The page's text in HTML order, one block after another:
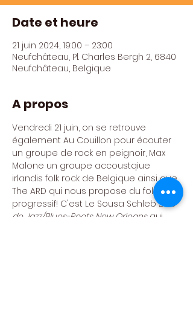
Date et heure
21 juin 2024, 19:00 – 23:00
Neufchâteau, Pl. Charles Bergh 2, 6840
Neufchâteau, Belgique
A propos
Vendredi 21 juin, on se retrouve
également Au Couillon pour écouter
un groupe de rock en peignoir, Max
Malone un groupe accoustqiue
irlandis folk rock de Belgique ainsi que
The ARD qui nous propose du folk
progressif! C'est Le Sousa Schleb Duo
de Jazz/Blues-Roots New Orleans qui